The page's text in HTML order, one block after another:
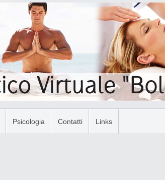
Psicologia Contatti Links